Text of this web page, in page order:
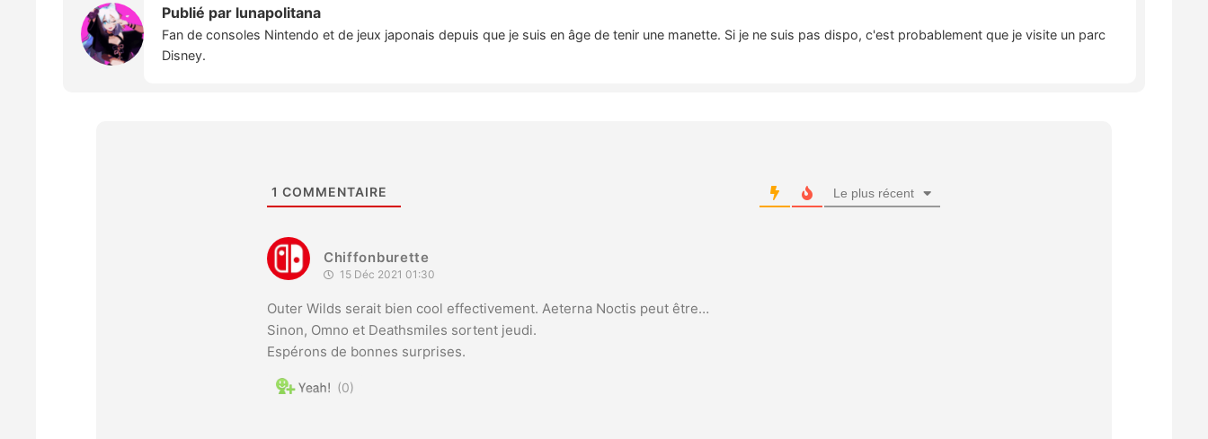
Publié par lunapolitana
Fan de consoles Nintendo et de jeux japonais depuis que je suis en âge de tenir une manette. Si je ne suis pas dispo, c'est probablement que je visite un parc
Disney.
1 COMMENTAIRE Le plus récent
Chiffonburette
15 Déc 2021 01:30
Outer Wilds serait bien cool effectivement. Aeterna Noctis peut être…
Sinon, Omno et Deathsmiles sortent jeudi.
Espérons de bonnes surprises.
0